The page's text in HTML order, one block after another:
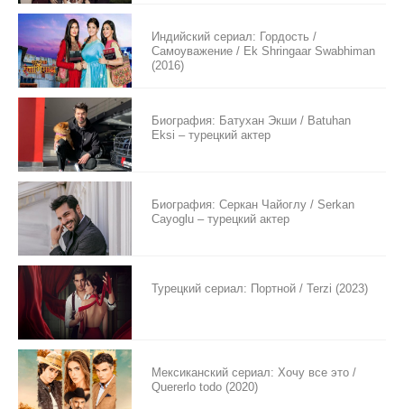
Индийский сериал: Гордость /
Самоуважение / Ek Shringaar Swabhiman
(2016)
Биография: Батухан Экши / Batuhan
Eksi – турецкий актер
Биография: Серкан Чайоглу / Serkan
Cayoglu – турецкий актер
Турецкий сериал: Портной / Terzi (2023)
Мексиканский сериал: Хочу все это /
Quererlo todo (2020)